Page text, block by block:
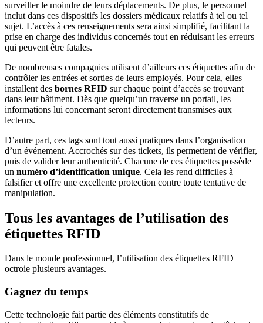
surveiller le moindre de leurs déplacements. De plus, le personnel
inclut dans ces dispositifs les dossiers médicaux relatifs à tel ou tel
sujet. L’accès à ces renseignements sera ainsi simplifié, facilitant la
prise en charge des individus concernés tout en réduisant les erreurs
qui peuvent être fatales.
De nombreuses compagnies utilisent d’ailleurs ces étiquettes afin de
contrôler les entrées et sorties de leurs employés. Pour cela, elles
installent des bornes RFID sur chaque point d’accès se trouvant
dans leur bâtiment. Dès que quelqu’un traverse un portail, les
informations lui concernant seront directement transmises aux
lecteurs.
D’autre part, ces tags sont tout aussi pratiques dans l’organisation
d’un événement. Accrochés sur des tickets, ils permettent de vérifier,
puis de valider leur authenticité. Chacune de ces étiquettes possède
un numéro d’identification unique. Cela les rend difficiles à
falsifier et offre une excellente protection contre toute tentative de
manipulation.
Tous les avantages de l’utilisation des
étiquettes RFID
Dans le monde professionnel, l’utilisation des étiquettes RFID
octroie plusieurs avantages.
Gagnez du temps
Cette technologie fait partie des éléments constitutifs de